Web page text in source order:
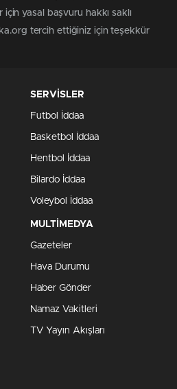
yasal başvuru hakkı saklı
tercih ettiğiniz için teşekkür
SERVİSLER
Futbol İddaa
Basketbol İddaa
Hentbol İddaa
Bilardo İddaa
Voleybol İddaa
MULTİMEDYA
Gazeteler
Hava Durumu
Haber Gönder
Namaz Vakitleri
TV Yayın Akışları